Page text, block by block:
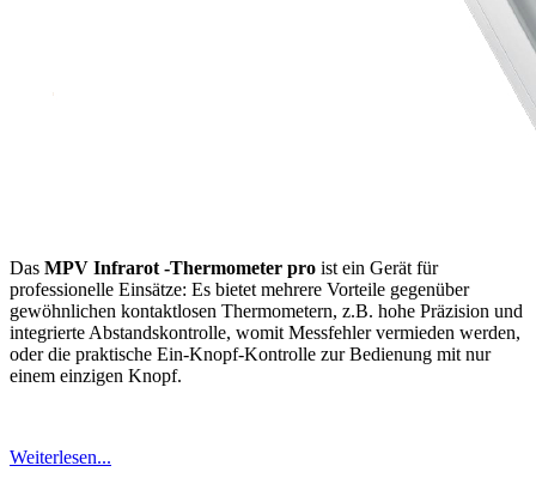
Das MPV Infrarot -Thermometer pro ist ein Gerät für
professionelle Einsätze: Es bietet mehrere Vorteile gegenüber
gewöhnlichen kontaktlosen Thermometern, z.B. hohe Präzision und
integrierte Abstandskontrolle, womit Messfehler vermieden werden,
oder die praktische Ein-Knopf-Kontrolle zur Bedienung mit nur
einem einzigen Knopf.
Weiterlesen...